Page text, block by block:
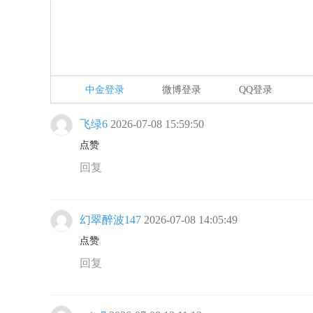
中金登录 微博登录 QQ登录
飞绿6 2026-07-08 15:59:50
点赞
回复
幻翠醉波147 2026-07-08 14:05:49
点赞
回复